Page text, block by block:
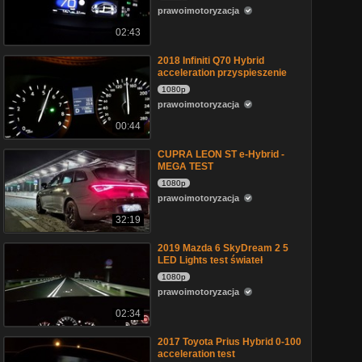
02:43
prawoimotoryzacja
00:44
2018 Infiniti Q70 Hybrid
acceleration przyspieszenie
1080p
prawoimotoryzacja
32:19
CUPRA LEON ST e-Hybrid -
MEGA TEST
1080p
prawoimotoryzacja
02:34
2019 Mazda 6 SkyDream 2 5
LED Lights test świateł
1080p
prawoimotoryzacja
2017 Toyota Prius Hybrid 0-100
acceleration test